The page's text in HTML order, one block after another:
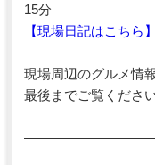
15分
【現場日記はこちら】
現場周辺のグルメ情
最後までご覧くださ